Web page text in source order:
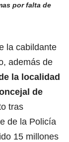
por falta de
la cabildante
además de
la localidad
de
tras
de la Policía
15 millones